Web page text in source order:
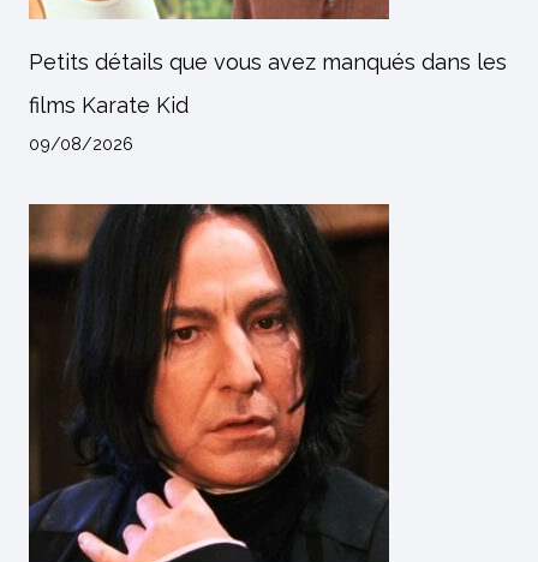
Petits détails que vous avez manqués dans les
films Karate Kid
09/08/2026